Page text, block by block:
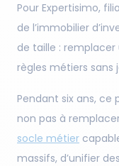
Pour Expertisimo,
de l’immobilier
de taille :
règles métiers sans
Pendant six ans,
non pas à
socle métier
massifs, d’unifier